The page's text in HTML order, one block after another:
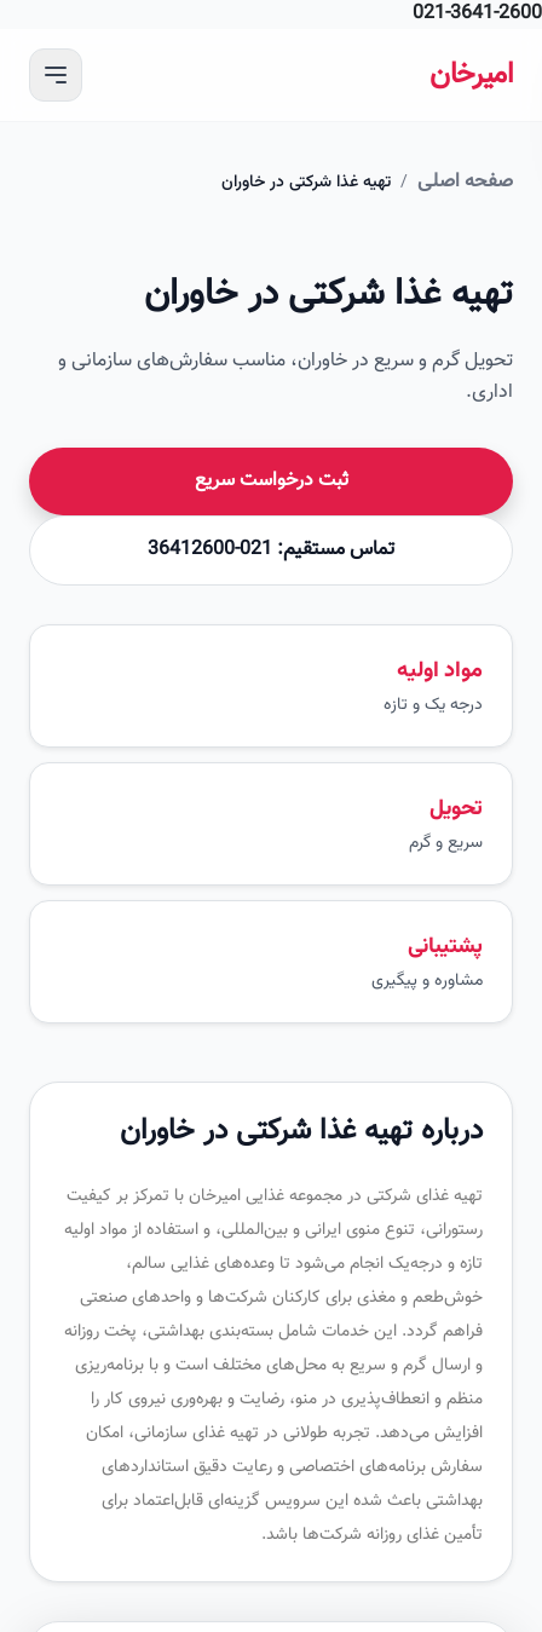
021-
اصلی / تهیه غذا شرکتی در خاوران
غذا شرکتی در خاوران
گرم و سریع در خاوران، مناسب سفارش‌های سازمانی و
ثبت درخواست سریع
تماس مستقیم: 021-36412600
مواد اولیه
درجه یک و تازه
سریع و گرم
پشتیبانی
مشاوره و پیگیری
تصویر این صفحه به زودی اضافه می‌شود
درباره تهیه غذا شرکتی در خاوران
تهیه غذای شرکتی در مجموعه غذایی امیرخان با تمرکز بر کیفیت
رستورانی، تنوع منوی ایرانی و بین‌المللی، و استفاده از مواد اولیه
تازه و درجه‌یک انجام می‌شود تا وعده‌های غذایی سالم،
خوش‌طعم و مغذی برای کارکنان شرکت‌ها و واحدهای صنعتی
فراهم گردد. این خدمات شامل بسته‌بندی بهداشتی، پخت روزانه
و ارسال گرم و سریع به محل‌های مختلف است و با برنامه‌ریزی
منظم و انعطاف‌پذیری در منو، رضایت و بهره‌وری نیروی کار را
افزایش می‌دهد. تجربه طولانی در تهیه غذای سازمانی، امکان
سفارش برنامه‌های اختصاصی و رعایت دقیق استانداردهای
بهداشتی باعث شده این سرویس گزینه‌ای قابل‌اعتماد برای
تأمین غذای روزانه شرکت‌ها باشد.